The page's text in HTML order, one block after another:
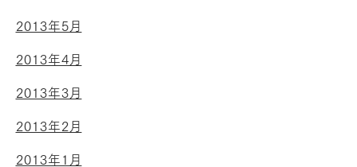
2013年5月
2013年4月
2013年3月
2013年2月
2013年1月